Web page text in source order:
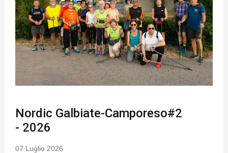
Nordic Galbiate-Camporeso#2
- 2026
07 Luglio 2026